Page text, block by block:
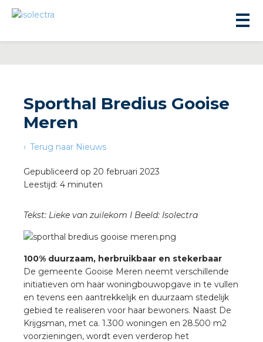
Sporthal Bredius Gooise
Meren
Terug naar Nieuws
Gepubliceerd op 20 februari 2023
Leestijd: 4 minuten
Tekst: Lieke van zuilekom I Beeld: Isolectra
100% duurzaam, herbruikbaar en stekerbaar
De gemeente Gooise Meren neemt verschillende
initiatieven om haar woningbouwopgave in te vullen
en tevens een aantrekkelijk en duurzaam stedelijk
gebied te realiseren voor haar bewoners. Naast De
Krijgsman, met ca. 1.300 woningen en 28.500 m2
voorzieningen, wordt even verderop het
installeren